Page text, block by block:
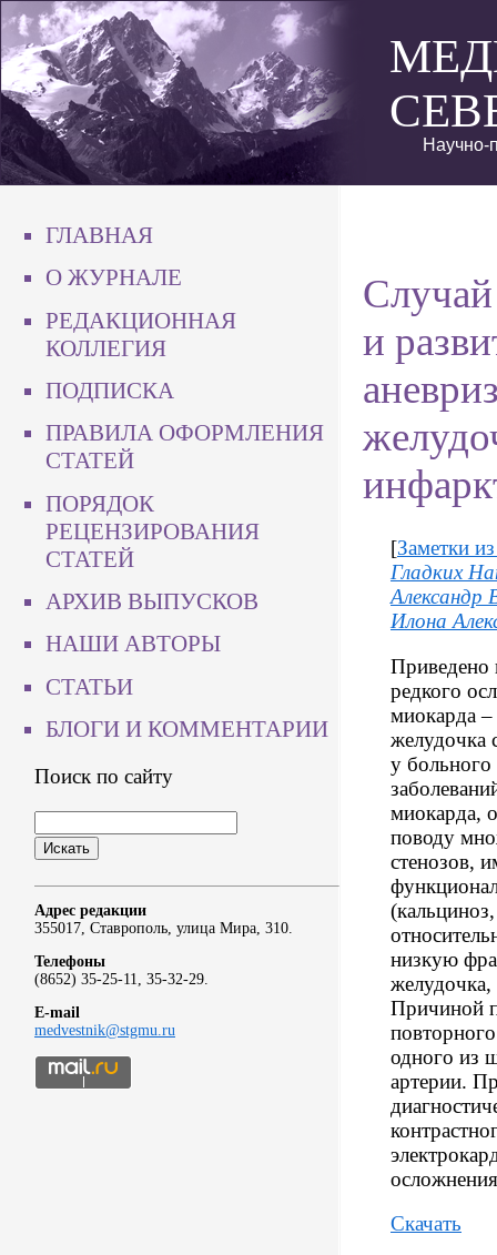
Научно-
ГЛАВНАЯ
О ЖУРНАЛЕ
РЕДАКЦИОННАЯ
КОЛЛЕГИЯ
ПОДПИСКА
ПРАВИЛА ОФОРМЛЕНИЯ
СТАТЕЙ
ПОРЯДОК
РЕЦЕНЗИРОВАНИЯ
СТАТЕЙ
АРХИВ ВЫПУСКОВ
НАШИ АВТОРЫ
СТАТЬИ
БЛОГИ И КОММЕНТАРИИ
Поиск по сайту
Адрес редакции
355017, Ставрополь, улица Мира, 310.
Телефоны
(8652) 35-25-11, 35-32-29.
E-mail
medvestnik@stgmu.ru
и
[Заметки
Гладких
Александр
Илона
Приведено
редкого
миокарда –
желудочка
у
миокарда,
поводу
стенозов,
низкую
Причиной
одного из
артерии.
осложнения
Скачать